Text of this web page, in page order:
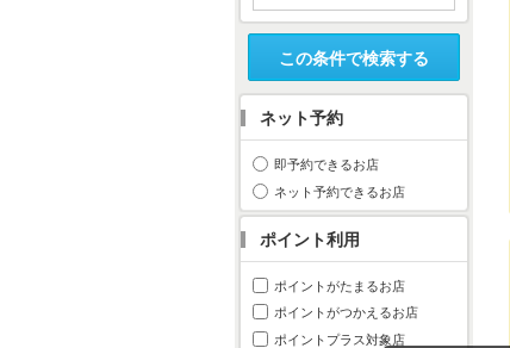
この条件で検索する
ネット予約
即予約できるお店
ネット予約できるお店
ポイント利用
ポイントがたまるお店
ポイントがつかえるお店
ポイントプラス対象店